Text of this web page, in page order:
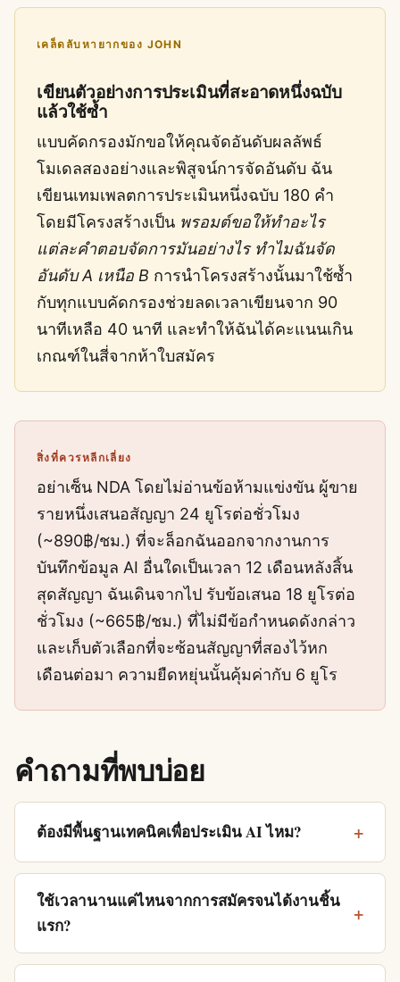
เคล็ดลับหายากของ JOHN
เขียนตัวอย่างการประเมินที่สะอาดหนึ่งฉบับ
แล้วใช้ซ้ำ
แบบคัดกรองมักขอให้คุณจัดอันดับผลลัพธ์
โมเดลสองอย่างและพิสูจน์การจัดอันดับ ฉัน
เขียนเทมเพลตการประเมินหนึ่งฉบับ 180 คำ
โดยมีโครงสร้างเป็น พรอมต์ขอให้ทำอะไร
แต่ละคำตอบจัดการมันอย่างไร ทำไมฉันจัด
อันดับ A เหนือ B การนำโครงสร้างนั้นมาใช้ซ้ำ
กับทุกแบบคัดกรองช่วยลดเวลาเขียนจาก 90
นาทีเหลือ 40 นาที และทำให้ฉันได้คะแนนเกิน
เกณฑ์ในสี่จากห้าใบสมัคร
สิ่งที่ควรหลีกเลี่ยง
อย่าเซ็น NDA โดยไม่อ่านข้อห้ามแข่งขัน ผู้ขาย
รายหนึ่งเสนอสัญญา 24 ยูโรต่อชั่วโมง
(~890฿/ชม.) ที่จะล็อกฉันออกจากงานการ
บันทึกข้อมูล AI อื่นใดเป็นเวลา 12 เดือนหลังสิ้น
สุดสัญญา ฉันเดินจากไป รับข้อเสนอ 18 ยูโรต่อ
ชั่วโมง (~665฿/ชม.) ที่ไม่มีข้อกำหนดดังกล่าว
และเก็บตัวเลือกที่จะซ้อนสัญญาที่สองไว้หก
เดือนต่อมา ความยืดหยุ่นนั้นคุ้มค่ากับ 6 ยูโร
คำถามที่พบบ่อย
ต้องมีพื้นฐานเทคนิคเพื่อประเมิน AI ไหม?
ใช้เวลานานแค่ไหนจากการสมัครจนได้งานชิ้น
แรก?